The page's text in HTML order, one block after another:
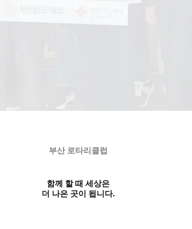
부산 로타리클럽
함께 할 때 세상은
더 나은 곳이 됩니다.